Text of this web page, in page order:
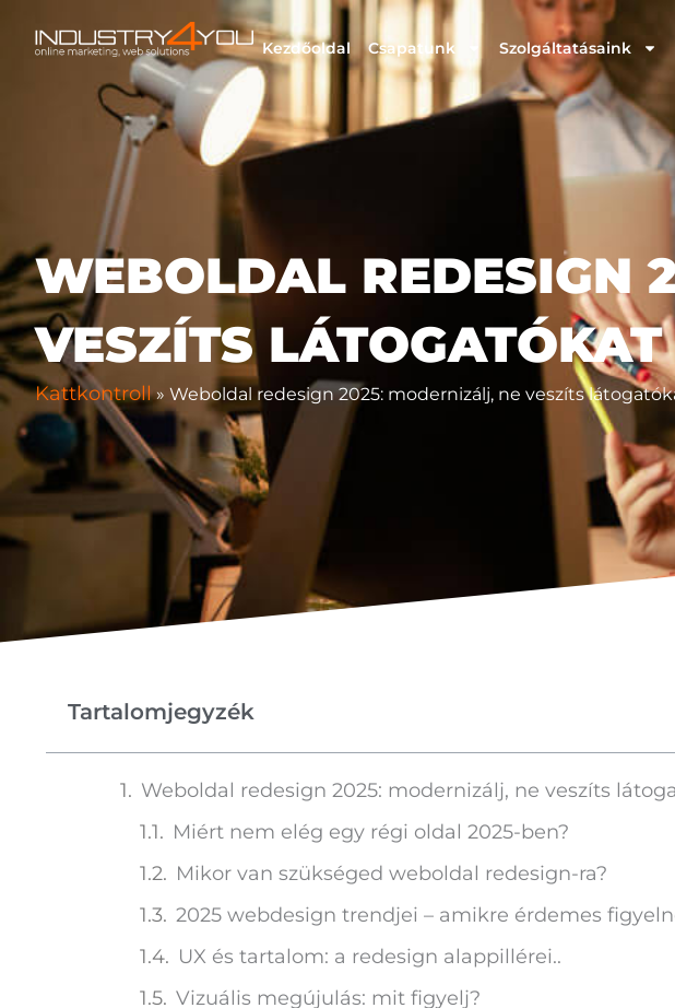
Kezdőoldal Csapatunk Szolgáltatásaink
WEBOLDAL REDESIGN
VESZÍTS LÁTOGATÓKAT
Kattkontroll» Weboldal redesign 2025: modernizálj, ne veszíts
Tartalomjegyzék
Weboldal redesign 2025: modernizálj, ne veszíts
Miért nem elég egy régi oldal 2025-ben?
Mikor van szükséged weboldal redesign-ra?
2025 webdesign trendjei – amikre érdemes
UX és tartalom: a redesign alappillérei..
Vizuális megújulás: mit figyelj?